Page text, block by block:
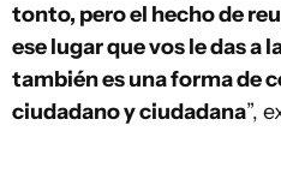
tonto, pero el hecho de
ese lugar que vos le das a
también es una forma de
ciudadano y ciudadana”,